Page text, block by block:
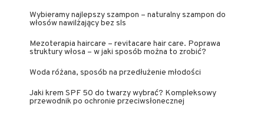
Wybieramy najlepszy szampon – naturalny szampon do
włosów nawilżający bez sls
Mezoterapia haircare – revitacare hair care. Poprawa
struktury włosa – w jaki sposób można to zrobić?
Woda różana, sposób na przedłużenie młodości
Jaki krem SPF 50 do twarzy wybrać? Kompleksowy
przewodnik po ochronie przeciwsłonecznej